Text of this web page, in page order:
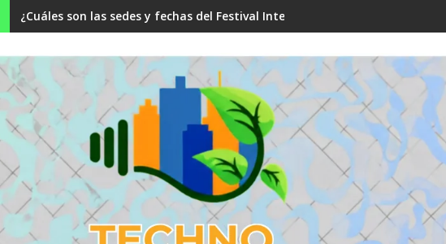
¿Cuáles son las sedes y fechas del Festival Internacional Flamenco MX 2026?